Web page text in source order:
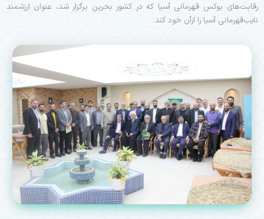
رقابت‌های بوکس قهرمانی آسیا که در کشور بحرین برگزار شد، عنوان ارزشمند
نایب‌قهرمانی آسیا را ازآن خود کند.